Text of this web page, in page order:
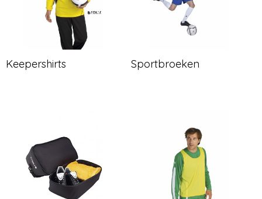
Keepershirts Sportbroeken